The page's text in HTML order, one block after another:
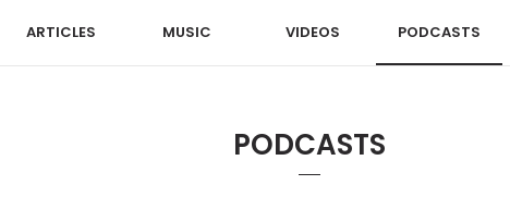
ARTICLES MUSIC VIDEOS PODCASTS
PODCASTS